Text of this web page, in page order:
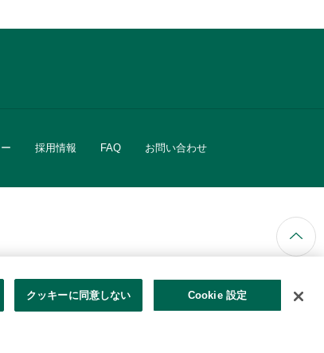
採用情報 FAQ お問い合わせ
Cookie 設定
クッキーに同意しない